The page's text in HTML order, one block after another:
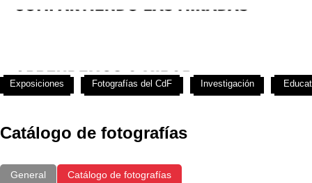
Catálogo de fotografías
General Catálogo de fotografías
Exposiciones Fotografías del CdF Investigación